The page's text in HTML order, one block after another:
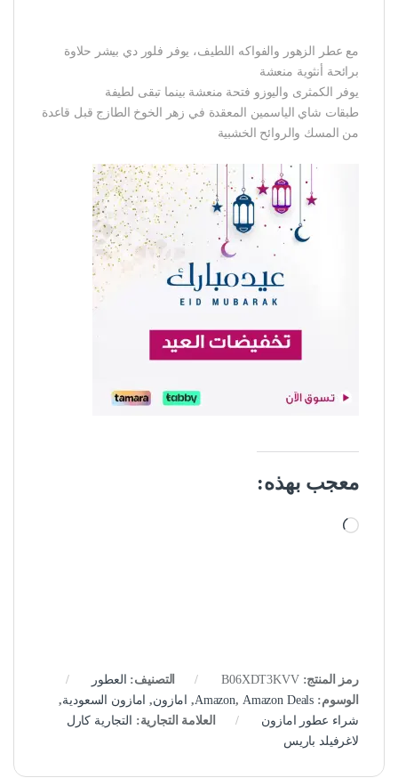
مع عطر الزهور والفواكه اللطيف، يوفر فلور دي بيشر حلاوة
برائحة أنثوية منعشة
يوفر الكمثرى واليوزو فتحة منعشة بينما تبقى لطيفة
طبقات شاي الياسمين المعقدة في زهر الخوخ الطازج قبل قاعدة
من المسك والروائح الخشبية
معجب بهذه:
جاري التحميل…
رمز المنتج:B06XDT3KVV التصنيف: العطور
الوسوم:
Amazon, Amazon Deals
, امازون, امازون السعودية,
شراء عطور امازون
العلامة التجارية:
التجارية كارل
لاغرفيلد باريس